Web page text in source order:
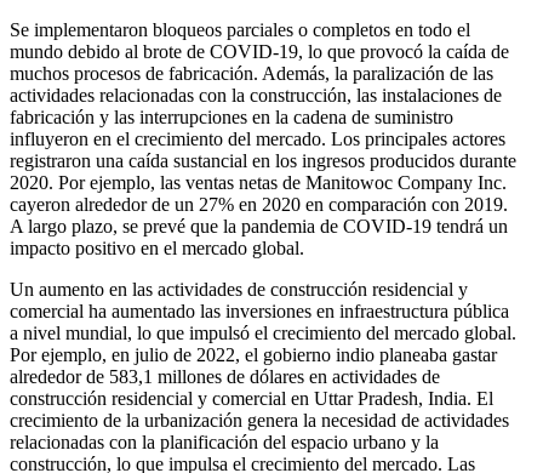
Se implementaron bloqueos parciales o completos en todo el
mundo debido al brote de COVID-19, lo que provocó la caída de
muchos procesos de fabricación. Además, la paralización de las
actividades relacionadas con la construcción, las instalaciones de
fabricación y las interrupciones en la cadena de suministro
influyeron en el crecimiento del mercado. Los principales actores
registraron una caída sustancial en los ingresos producidos durante
2020. Por ejemplo, las ventas netas de Manitowoc Company Inc.
cayeron alrededor de un 27% en 2020 en comparación con 2019.
A largo plazo, se prevé que la pandemia de COVID-19 tendrá un
impacto positivo en el mercado global.
Un aumento en las actividades de construcción residencial y
comercial ha aumentado las inversiones en infraestructura pública
a nivel mundial, lo que impulsó el crecimiento del mercado global.
Por ejemplo, en julio de 2022, el gobierno indio planeaba gastar
alrededor de 583,1 millones de dólares en actividades de
construcción residencial y comercial en Uttar Pradesh, India. El
crecimiento de la urbanización genera la necesidad de actividades
relacionadas con la planificación del espacio urbano y la
construcción, lo que impulsa el crecimiento del mercado. Las